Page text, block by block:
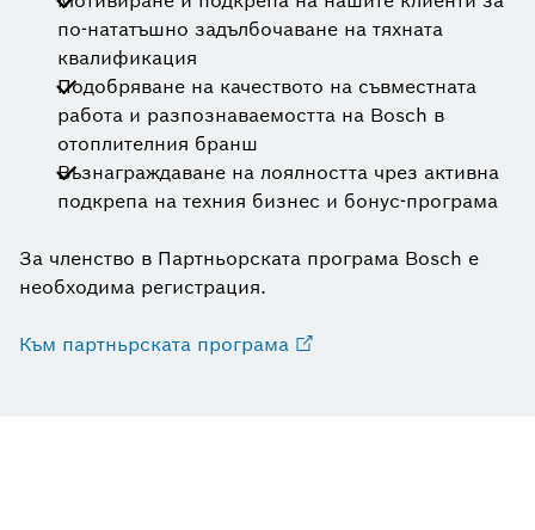
по-нататъшно задълбочаване на тяхната
квалификация
Подобряване на качеството на съвместната
работа и разпознаваемостта на Bosch в
отоплителния бранш
Възнаграждаване на лоялността чрез активна
подкрепа на техния бизнес и бонус-програма
За членство в Партньорската програма Bosch е
необходима регистрация.
Към партньрската програма